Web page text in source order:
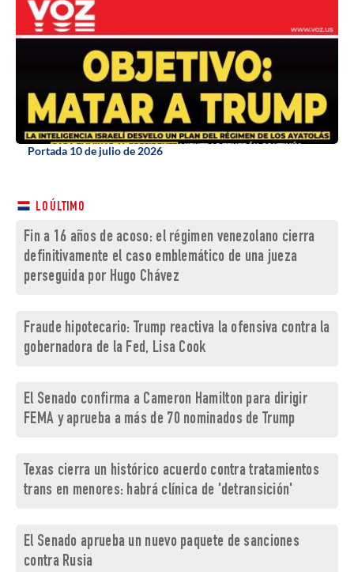
Portada 10 de julio de 2026
LO ÚLTIMO
Fin a 16 años de acoso: el régimen venezolano cierra
definitivamente el caso emblemático de una jueza
perseguida por Hugo Chávez
Fraude hipotecario: Trump reactiva la ofensiva contra la
gobernadora de la Fed, Lisa Cook
El Senado confirma a Cameron Hamilton para dirigir
FEMA y aprueba a más de 70 nominados de Trump
Texas cierra un histórico acuerdo contra tratamientos
trans en menores: habrá clínica de 'detransición'
El Senado aprueba un nuevo paquete de sanciones
contra Rusia